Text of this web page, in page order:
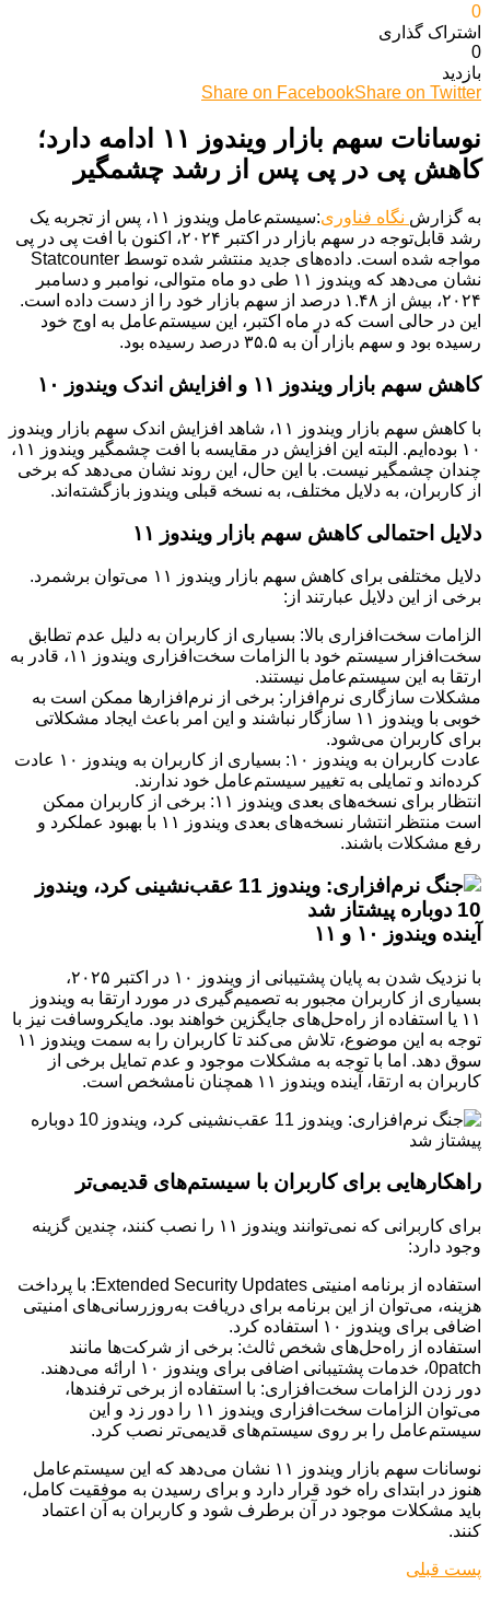
0
اشتراک گذاری‌
0
بازدید
Share on FacebookShare on Twitter
نوسانات سهم بازار ویندوز ۱۱ ادامه دارد؛
کاهش پی در پی پس از رشد چشمگیر
به گزارش نگاه فناوری
:سیستم‌عامل ویندوز ۱۱، پس از تجربه یک
رشد قابل‌توجه در سهم بازار در اکتبر ۲۰۲۴، اکنون با افت پی در پی
مواجه شده است. داده‌های جدید منتشر شده توسط Statcounter
نشان می‌دهد که ویندوز ۱۱ طی دو ماه متوالی، نوامبر و دسامبر
۲۰۲۴، بیش از ۱.۴۸ درصد از سهم بازار خود را از دست داده است.
این در حالی است که در ماه اکتبر، این سیستم‌عامل به اوج خود
رسیده بود و سهم بازار آن به ۳۵.۵ درصد رسیده بود.
کاهش سهم بازار ویندوز ۱۱ و افزایش اندک ویندوز ۱۰
با کاهش سهم بازار ویندوز ۱۱، شاهد افزایش اندک سهم بازار ویندوز
۱۰ بوده‌ایم. البته این افزایش در مقایسه با افت چشمگیر ویندوز ۱۱،
چندان چشمگیر نیست. با این حال، این روند نشان می‌دهد که برخی
از کاربران، به دلایل مختلف، به نسخه قبلی ویندوز بازگشته‌اند.
دلایل احتمالی کاهش سهم بازار ویندوز ۱۱
دلایل مختلفی برای کاهش سهم بازار ویندوز ۱۱ می‌توان برشمرد.
برخی از این دلایل عبارتند از:
الزامات سخت‌افزاری بالا: بسیاری از کاربران به دلیل عدم تطابق
سخت‌افزار سیستم خود با الزامات سخت‌افزاری ویندوز ۱۱، قادر به
ارتقا به این سیستم‌عامل نیستند.
مشکلات سازگاری نرم‌افزار: برخی از نرم‌افزارها ممکن است به
خوبی با ویندوز ۱۱ سازگار نباشند و این امر باعث ایجاد مشکلاتی
برای کاربران می‌شود.
عادت کاربران به ویندوز ۱۰: بسیاری از کاربران به ویندوز ۱۰ عادت
کرده‌اند و تمایلی به تغییر سیستم‌عامل خود ندارند.
انتظار برای نسخه‌های بعدی ویندوز ۱۱: برخی از کاربران ممکن
است منتظر انتشار نسخه‌های بعدی ویندوز ۱۱ با بهبود عملکرد و
رفع مشکلات باشند.
آینده ویندوز ۱۰ و ۱۱
با نزدیک شدن به پایان پشتیبانی از ویندوز ۱۰ در اکتبر ۲۰۲۵،
بسیاری از کاربران مجبور به تصمیم‌گیری در مورد ارتقا به ویندوز
۱۱ یا استفاده از راه‌حل‌های جایگزین خواهند بود. مایکروسافت نیز با
توجه به این موضوع، تلاش می‌کند تا کاربران را به سمت ویندوز ۱۱
سوق دهد. اما با توجه به مشکلات موجود و عدم تمایل برخی از
کاربران به ارتقا، آینده ویندوز ۱۱ همچنان نامشخص است.
راهکارهایی برای کاربران با سیستم‌های قدیمی‌تر
برای کاربرانی که نمی‌توانند ویندوز ۱۱ را نصب کنند، چندین گزینه
وجود دارد:
استفاده از برنامه امنیتی Extended Security Updates: با پرداخت
هزینه، می‌توان از این برنامه برای دریافت به‌روزرسانی‌های امنیتی
اضافی برای ویندوز ۱۰ استفاده کرد.
استفاده از راه‌حل‌های شخص ثالث: برخی از شرکت‌ها مانند
0patch، خدمات پشتیبانی اضافی برای ویندوز ۱۰ ارائه می‌دهند.
دور زدن الزامات سخت‌افزاری: با استفاده از برخی ترفندها،
می‌توان الزامات سخت‌افزاری ویندوز ۱۱ را دور زد و این
سیستم‌عامل را بر روی سیستم‌های قدیمی‌تر نصب کرد.
نوسانات سهم بازار ویندوز ۱۱ نشان می‌دهد که این سیستم‌عامل
هنوز در ابتدای راه خود قرار دارد و برای رسیدن به موفقیت کامل،
باید مشکلات موجود در آن برطرف شود و کاربران به آن اعتماد
کنند.
پست قبلی